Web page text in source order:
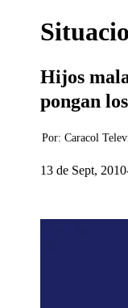
Hijos
pongan
Por: Caracol
13 de Sept, 2010